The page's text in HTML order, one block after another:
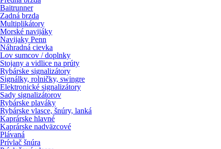
Baitrunner
Zadná brzda
Multiplikátory
Morské navijáky
Navijaky Penn
Náhradná cievka
Lov sumcov / doplnky
Stojany a vidlice na prúty
Rybárske signalizátory
Signálky, rolničky, swingre
Elektronické signalizátory
Sady signalizátorov
Rybárske plaváky
Rybárske vlasce, šnúry, lanká
Kaprárske hlavné
Kaprárske nadväzcové
Plávaná
Prívlač šnúra